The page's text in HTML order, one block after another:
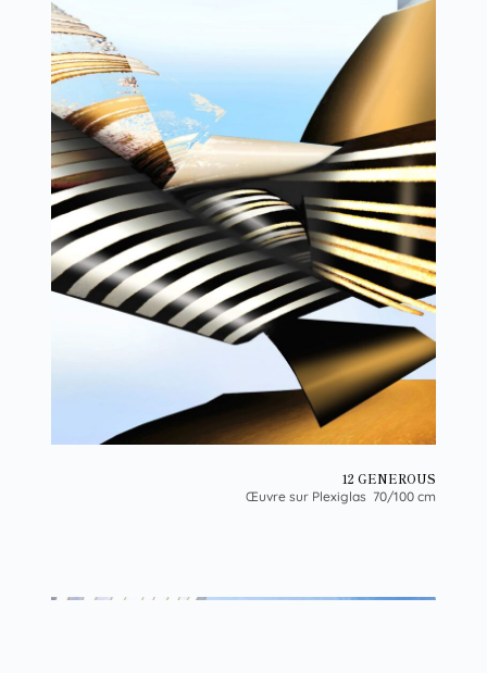
12 GENEROUS
Œuvre sur Plexiglas 70/100 cm